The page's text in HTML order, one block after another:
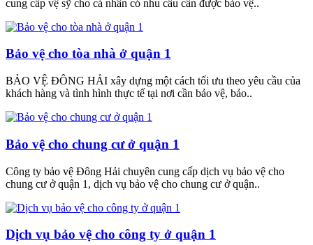
cung cấp vệ sỹ cho cá nhân có nhu cầu cần được bảo vệ..
Bảo vệ cho tòa nhà ở quận 1
BẢO VỆ ĐÔNG HẢI xây dựng một cách tối ưu theo yêu cầu của
khách hàng và tình hình thực tế tại nơi cần bảo vệ, bảo..
Bảo vệ cho chung cư ở quận 1
Công ty bảo vệ Đông Hải chuyên cung cấp dịch vụ bảo vệ cho
chung cư ở quận 1, dịch vụ bảo vệ cho chung cư ở quận..
Dịch vụ bảo vệ cho công ty ở quận 1